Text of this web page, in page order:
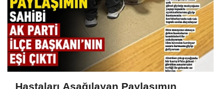
Hastaları Aşağılayan Paylaşımın